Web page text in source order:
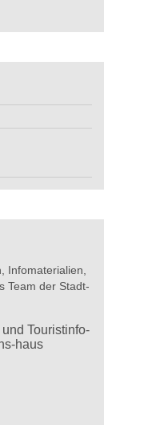
Infomaterialien,
Team der Stadt-